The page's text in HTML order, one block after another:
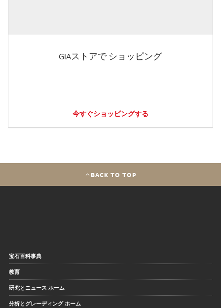
GIAストアで ショッピング
今すぐショッピングする
BACK TO TOP
宝石百科事典
教育
研究とニュース ホーム
分析とグレーディング ホーム